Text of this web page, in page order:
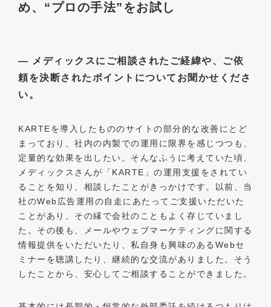
め、“プロの手法”をお試し
― メディックスにご相談されたご経緯や、ご依
頼を決断されたポイントについてお聞かせくださ
い。
KARTEを導入したもののサイトの部分的な改善にとど
まっており、社内の内製での運用に限界を感じつつも、
定量的な効果を出したい。そんなふうに考えていた頃、
メディックスさんが「KARTE」の運用支援をされてい
ることを知り、相談したことがきっかけです。以前、当
社のWeb広告運用の自走にあたってご支援いただいた
ことがあり、その縁で会社のこともよく存じていまし
た。その後も、メールやウェブマーケティングに関する
情報提供をいただいたり、私自身も興味のあるWebセ
ミナーを聴講したり、継続的な交流がありました。そう
したことから、安心してご相談することができました。